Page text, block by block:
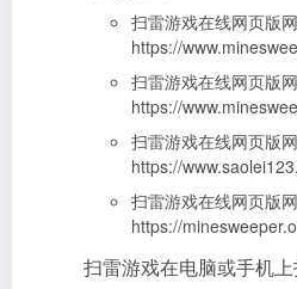
扫雷游戏在线网页版
https://
扫雷游戏在线网页版
https://
扫雷游戏在线网页版
https://
扫雷游戏在线网页版
https://
扫雷游戏在电脑或手机